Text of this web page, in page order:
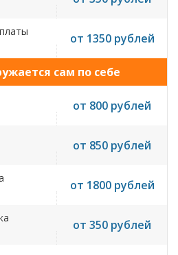
от 1350 рублей
сам по себе
от 800 рублей
от 850 рублей
от 1800 рублей
от 350 рублей